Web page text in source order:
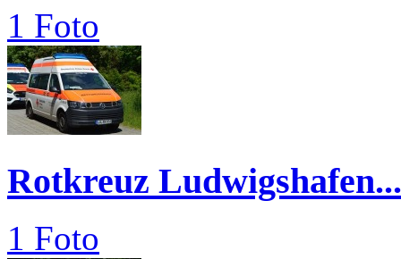
1 Foto
Rotkreuz Ludwigshafen...
1 Foto